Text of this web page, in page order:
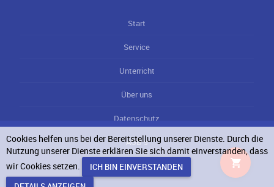
Start
Service
Unterricht
Über uns
Datenschutz
AGB`s
Impressum
Cookies helfen uns bei der Bereitstellung unserer Dienste. Durch die
Nutzung unserer Dienste erklären Sie sich damit einverstanden, dass
wir Cookies setzen.